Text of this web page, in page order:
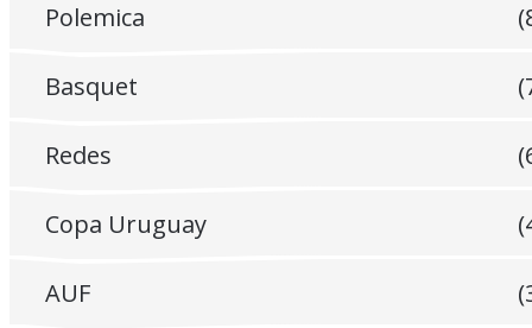
Polemica
Basquet
Redes
Copa Uruguay
AUF